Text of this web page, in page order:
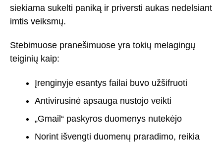
siekiama sukelti paniką ir priversti aukas nedelsiant
imtis veiksmų.
Stebimuose pranešimuose yra tokių melagingų
teiginių kaip:
Įrenginyje esantys failai buvo užšifruoti
Antivirusinė apsauga nustojo veikti
„Gmail“ paskyros duomenys nutekėjo
Norint išvengti duomenų praradimo, reikia